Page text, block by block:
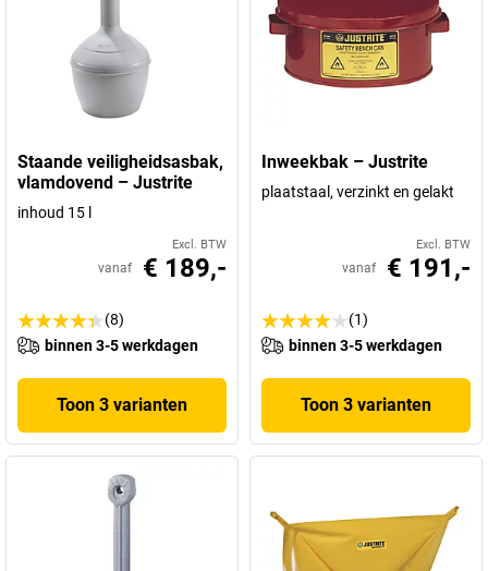
Staande veiligheidsasbak,
vlamdovend – Justrite
inhoud 15 l
Excl. BTW
vanaf € 189,-
(8)
binnen 3-5 werkdagen
Toon 3 varianten
Inweekbak – Justrite
plaatstaal, verzinkt en gelakt
Excl. BTW
vanaf € 191,-
(1)
binnen 3-5 werkdagen
Toon 3 varianten